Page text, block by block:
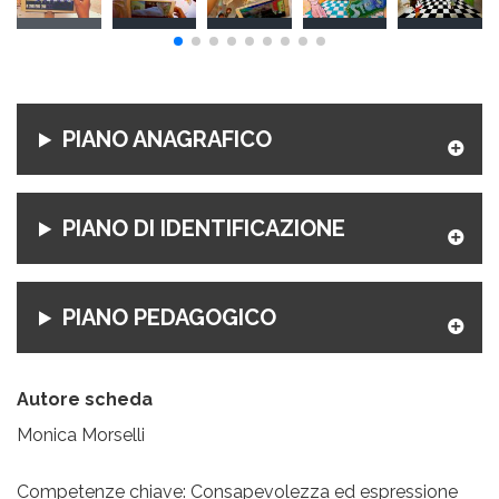
PIANO ANAGRAFICO
PIANO DI IDENTIFICAZIONE
PIANO PEDAGOGICO
Autore scheda
Monica Morselli
Competenze chiave: Consapevolezza ed espressione